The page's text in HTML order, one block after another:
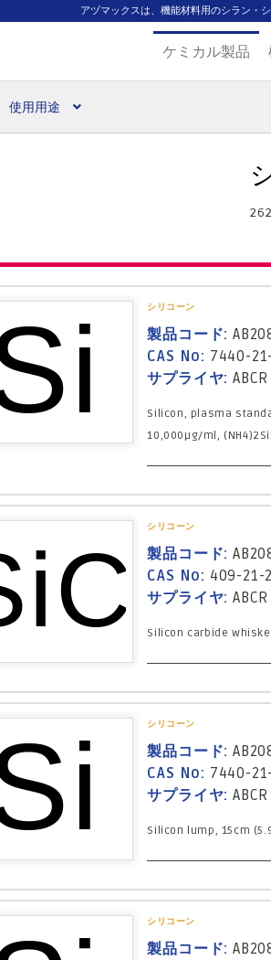
アヅマックスは、機能材料用のシラン・
ケミカル製品
使用用途
シリコーン
製品コード:
CAS No: 7440-
サプライヤ: ABCR
Silicon, plasma
10,000µg/ml,
シリコーン
製品コード:
CAS No: 409-21-2
サプライヤ: ABCR
Silicon carbide
シリコーン
製品コード:
CAS No: 7440-
サプライヤ: ABCR
Silicon lump, 15cm
シリコーン
製品コード: